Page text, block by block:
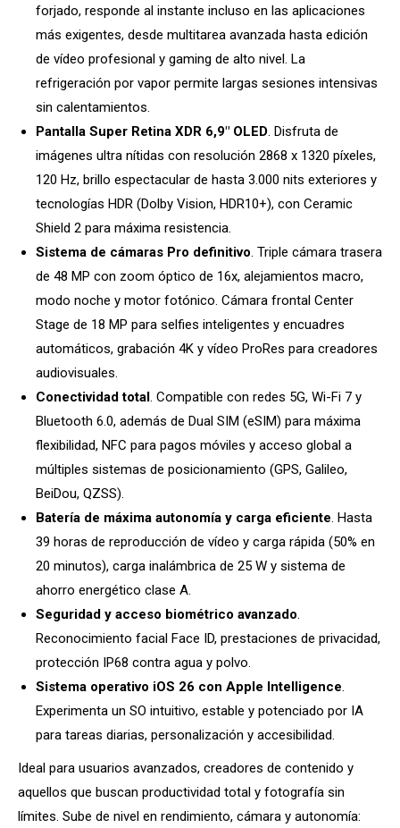
forjado, responde al instante incluso en las aplicaciones
más exigentes, desde multitarea avanzada hasta edición
de vídeo profesional y gaming de alto nivel. La
refrigeración por vapor permite largas sesiones intensivas
sin calentamientos.
Pantalla Super Retina XDR 6,9″ OLED. Disfruta de
imágenes ultra nítidas con resolución 2868 x 1320 píxeles,
120 Hz, brillo espectacular de hasta 3.000 nits exteriores y
tecnologías HDR (Dolby Vision, HDR10+), con Ceramic
Shield 2 para máxima resistencia.
Sistema de cámaras Pro definitivo. Triple cámara trasera
de 48 MP con zoom óptico de 16x, alejamientos macro,
modo noche y motor fotónico. Cámara frontal Center
Stage de 18 MP para selfies inteligentes y encuadres
automáticos, grabación 4K y vídeo ProRes para creadores
audiovisuales.
Conectividad total. Compatible con redes 5G, Wi-Fi 7 y
Bluetooth 6.0, además de Dual SIM (eSIM) para máxima
flexibilidad, NFC para pagos móviles y acceso global a
múltiples sistemas de posicionamiento (GPS, Galileo,
BeiDou, QZSS).
Batería de máxima autonomía y carga eficiente. Hasta
39 horas de reproducción de vídeo y carga rápida (50% en
20 minutos), carga inalámbrica de 25 W y sistema de
ahorro energético clase A.
Seguridad y acceso biométrico avanzado.
Reconocimiento facial Face ID, prestaciones de privacidad,
protección IP68 contra agua y polvo.
Sistema operativo iOS 26 con Apple Intelligence.
Experimenta un SO intuitivo, estable y potenciado por IA
para tareas diarias, personalización y accesibilidad.
Ideal para usuarios avanzados, creadores de contenido y
aquellos que buscan productividad total y fotografía sin
límites. Sube de nivel en rendimiento, cámara y autonomía: